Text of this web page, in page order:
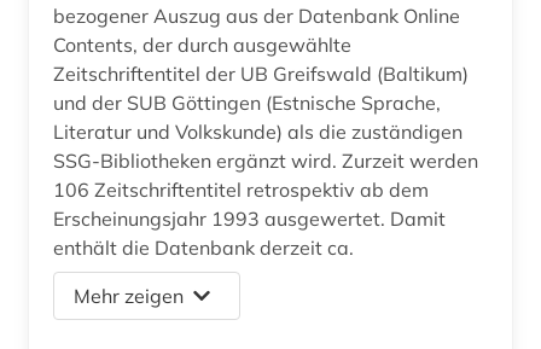
bezogener Auszug aus der Datenbank Online
Contents, der durch ausgewählte
Zeitschriftentitel der UB Greifswald (Baltikum)
und der SUB Göttingen (Estnische Sprache,
Literatur und Volkskunde) als die zuständigen
SSG-Bibliotheken ergänzt wird. Zurzeit werden
106 Zeitschriftentitel retrospektiv ab dem
Erscheinungsjahr 1993 ausgewertet. Damit
enthält die Datenbank derzeit ca.
Mehr zeigen